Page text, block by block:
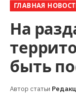
ГЛАВНАЯ
На
быть